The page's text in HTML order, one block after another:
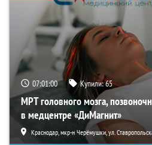
07:00:59 Купили:65
МРТ головного мозга,
в медцентре «ДиМагнит»
Краснодар, мкр-н Черёмушки, ул.